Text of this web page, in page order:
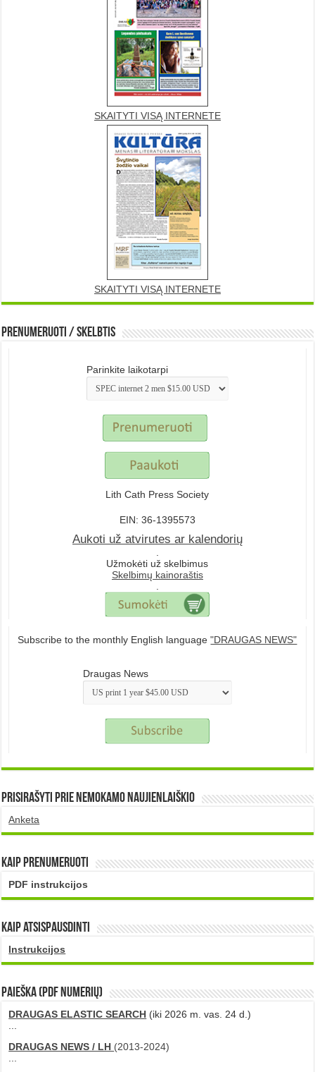
SKAITYTI VISĄ INTERNETE
SKAITYTI VISĄ INTERNETE
Prenumeruoti / Skelbtis
Parinkite laikotarpi
Lith Cath Press Society
EIN: 36-1395573
Aukoti už atvirutes ar kalendorių
Užmokėti už skelbimus
Skelbimų kainoraštis
Subscribe to the monthly English language"DRAUGAS NEWS"
Draugas News
Prisirašyti prie nemokamo naujienlaiškio
Anketa
Kaip prenumeruoti
PDF instrukcijos
Kaip atsispausdinti
Instrukcijos
PAIEŠKA (PDF numerių)
DRAUGAS ELASTIC SEARCH (iki 2026 m. vas. 24 d.)
DRAUGAS NEWS / LH (2013-2024)